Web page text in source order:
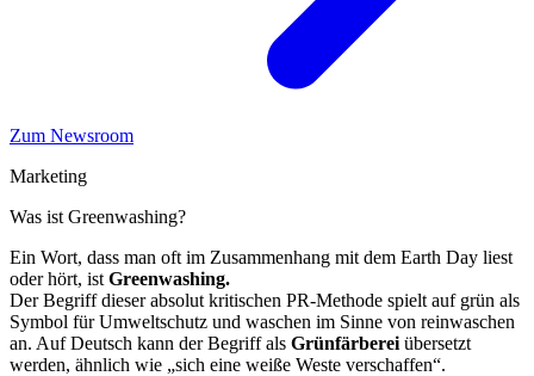
Zum Newsroom
Marketing
Was ist Greenwashing?
Ein Wort, dass man oft im Zusammenhang mit dem Earth Day liest
oder hört, ist Greenwashing.
Der Begriff dieser absolut kritischen PR-Methode spielt auf grün als
Symbol für Umweltschutz und waschen im Sinne von reinwaschen
an. Auf Deutsch kann der Begriff als Grünfärberei übersetzt
werden, ähnlich wie „sich eine weiße Weste verschaffen“.